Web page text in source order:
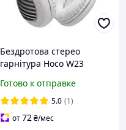
Бездротова стерео
гарнітура Hoco W23
мікрофоном і картою
пам'яті
Готово к отправке
5.0 (1)
от72₴/мес